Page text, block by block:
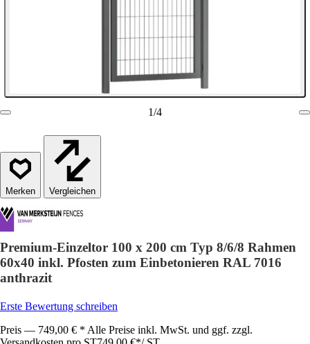
1/4
Vergleichen
Premium-Einzeltor 100 x 200 cm Typ 8/6/8 Rahmen
60x40 inkl. Pfosten zum Einbetonieren RAL 7016
anthrazit
Erste Bewertung schreiben
Preis — 749,00 € * Alle Preise inkl. MwSt. und ggf. zzgl.